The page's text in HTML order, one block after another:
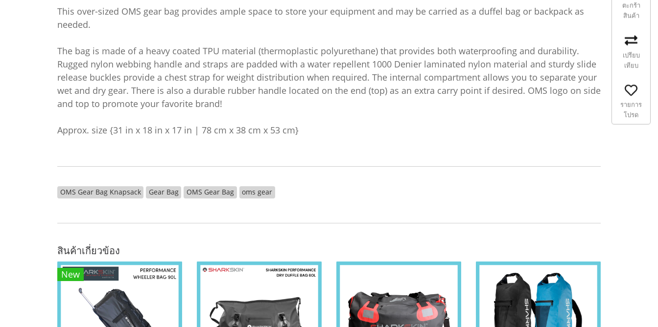
This over-sized OMS gear bag provides ample space to store your equipment and may be carried as a duffel bag or backpack as
needed.
The bag is made of a heavy coated TPU material (thermoplastic polyurethane) that provides both waterproofing and durability.
Rugged nylon webbing handle and straps are padded with a water repellent 1000 Denier laminated nylon material and sturdy slide
release buckles provide a chest strap for weight distribution when required. The internal compartment allows you to separate your
wet and dry gear. There is also a durable rubber handle located on the end (top) as an extra carry point if desired. OMS logo on side
and top to promote your favorite brand!
Approx. size {31 in x 18 in x 17 in | 78 cm x 38 cm x 53 cm}
OMS Gear Bag Knapsack Gear Bag OMS Gear Bag oms gear
สินค้าเกี่ยวข้อง
New
ตะกร้า
สินค้า
เปรียบ
เทียบ
รายการ
โปรด